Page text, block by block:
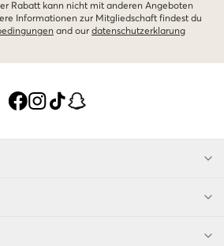
Rabatt kann nicht mit anderen Angeboten
Informationen zur Mitgliedschaft findest du
and our datenschutzerklarung